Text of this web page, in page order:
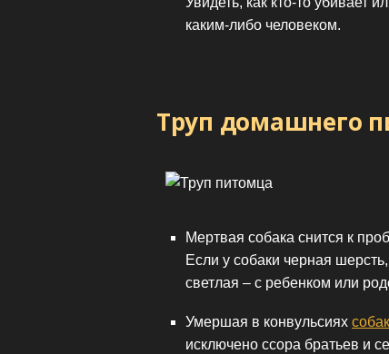
каким-либо человеком.
Труп домашнего
Мертвая собака снится к
Если у собаки черная
светлая – с ребенком или
Умершая в конвульсиях
исключено ссора братьев и